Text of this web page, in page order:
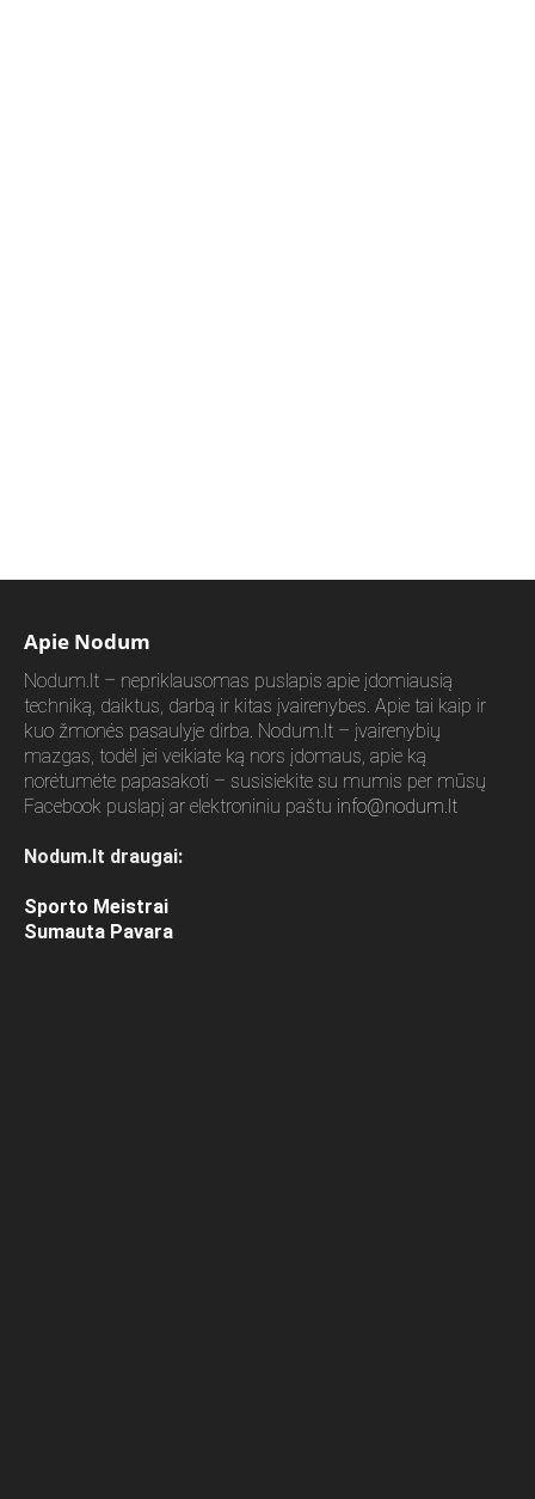
Apie Nodum
Nodum.lt – nepriklausomas puslapis apie įdomiausią
techniką, daiktus, darbą ir kitas įvairenybes. Apie tai kaip ir
kuo žmonės pasaulyje dirba. Nodum.lt – įvairenybių
mazgas, todėl jei veikiate ką nors įdomaus, apie ką
norėtumėte papasakoti – susisiekite su mumis per mūsų
Facebook puslapį ar elektroniniu paštu info@nodum.lt
Nodum.lt draugai:
Sporto Meistrai
Sumauta Pavara